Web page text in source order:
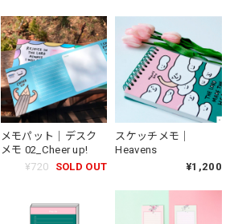
メモパット｜デスク
メモ 02_Cheer up!
¥720
SOLD OUT
スケッチメモ｜
Heavens
¥1,200